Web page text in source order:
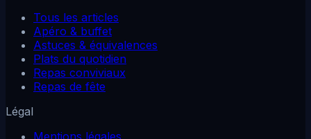
Tous les articles
Apéro & buffet
Astuces & équivalences
Plats du quotidien
Repas conviviaux
Repas de fête
Légal
Mentions légales